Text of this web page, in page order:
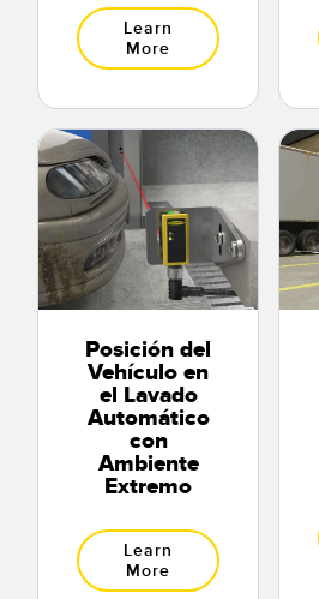
Learn
More
Posición del
Vehículo en
el Lavado
Automático
con
Ambiente
Extremo
Learn
More